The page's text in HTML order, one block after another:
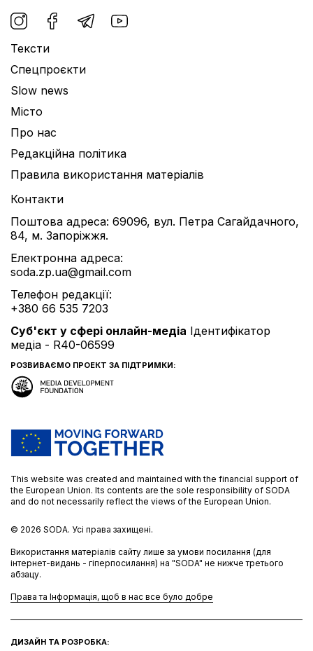
Тексти
Спецпроєкти
Slow news
Місто
Про нас
Редакційна політика
Правила використання матеріалів
Контакти
Поштова адреса: 69096, вул. Петра Сагайдачного,
84, м. Запоріжжя.
Електронна адреса:
soda.zp.ua@gmail.com
Телефон редакції:
+380 66 535 7203
Cуб'єкт у сфері онлайн-медіа Ідентифікатор
медіа - R40-06599
РОЗВИВАЄМО ПРОЕКТ ЗА ПІДТРИМКИ:
This website was created and maintained with the financial support of
the European Union. Its contents are the sole responsibility of SODA
and do not necessarily reflect the views of the European Union.
© 2026 SODA. Усі права захищені.
Використання матеріалів сайту лише за умови посилання (для
інтернет-видань - гіперпосилання) на "SODA" не нижче третього
абзацу.
Права та Інформація, щоб в нас все було добре
ДИЗАЙН ТА РОЗРОБКА: